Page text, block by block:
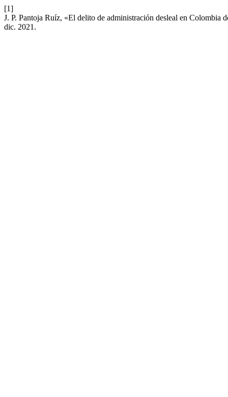
[1]
J. P. Pantoja Ruíz, «El delito de administración desleal en Colombia
dic. 2021.